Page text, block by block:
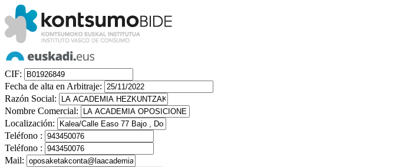
CIF:
Fecha de alta en Arbitraje:
Razón Social:
Nombre Comercial:
Localización:
Teléfono :
Teléfono :
Mail: